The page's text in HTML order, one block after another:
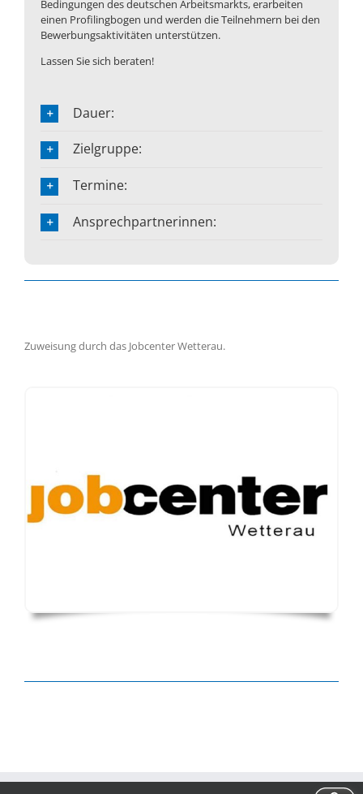
Bedingungen des deutschen Arbeitsmarkts, erarbeiten
einen Profilingbogen und werden die Teilnehmern bei den
Bewerbungsaktivitäten unterstützen.
Lassen Sie sich beraten!
Dauer:
Zielgruppe:
Termine:
Ansprechpartnerinnen:
Zuweisung durch das Jobcenter Wetterau.